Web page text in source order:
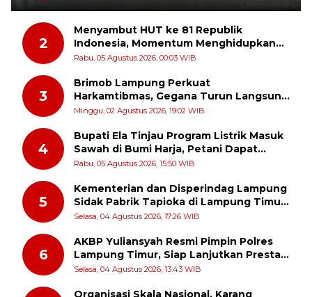
2
Menyambut HUT ke 81 Republik
Indonesia, Momentum Menghidupkan
Kembali Semangat Juang Para Pahlawan
Rabu, 05 Agustus 2026, 00:03 WIB
3
Brimob Lampung Perkuat
Harkamtibmas, Gegana Turun Langsung
Patroli Dialogis ke Pasar dan Rumah
Minggu, 02 Agustus 2026, 19:02 WIB
4
Bupati Ela Tinjau Program Listrik Masuk
Sawah di Bumi Harja, Petani Dapat
Subsidi Pemasangan KWH
Rabu, 05 Agustus 2026, 15:50 WIB
5
Kementerian dan Disperindag Lampung
Sidak Pabrik Tapioka di Lampung Timur,
PPUKI Apresiasi Langkah Pengawasan
Selasa, 04 Agustus 2026, 17:26 WIB
6
AKBP Yuliansyah Resmi Pimpin Polres
Lampung Timur, Siap Lanjutkan Prestasi
Gemilang AKBP Heti Patmawati
Selasa, 04 Agustus 2026, 13:43 WIB
Organisasi Skala Nasional, Karang